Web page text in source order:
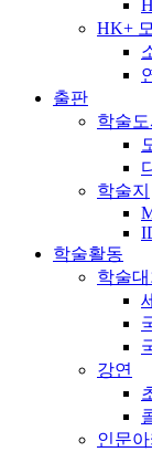
HK+
출판
학술도
학술지
학술활동
학술대
강연
인문아